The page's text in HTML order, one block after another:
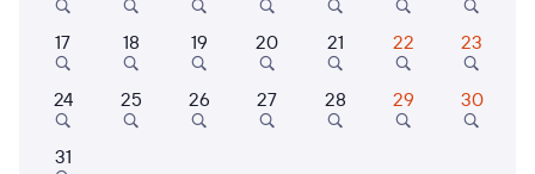
Кто едет
Найти поезда
17 18 19 20 21 22 23
24 25 26 27 28 29 30
31